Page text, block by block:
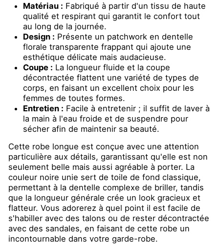
Matériau : Fabriqué à partir d'un tissu de haute
qualité et respirant qui garantit le confort tout
au long de la journée.
Design : Présente un patchwork en dentelle
florale transparente frappant qui ajoute une
esthétique délicate mais audacieuse.
Coupe : La longueur fluide et la coupe
décontractée flattent une variété de types de
corps, en faisant un excellent choix pour les
femmes de toutes formes.
Entretien : Facile à entretenir ; il suffit de laver à
la main à l'eau froide et de suspendre pour
sécher afin de maintenir sa beauté.
Cette robe longue est conçue avec une attention
particulière aux détails, garantissant qu'elle est non
seulement belle mais aussi agréable à porter. La
couleur noire unie sert de toile de fond classique,
permettant à la dentelle complexe de briller, tandis
que la longueur générale crée un look gracieux et
flatteur. Vous adorerez à quel point il est facile de
s'habiller avec des talons ou de rester décontractée
avec des sandales, en faisant de cette robe un
incontournable dans votre garde-robe.